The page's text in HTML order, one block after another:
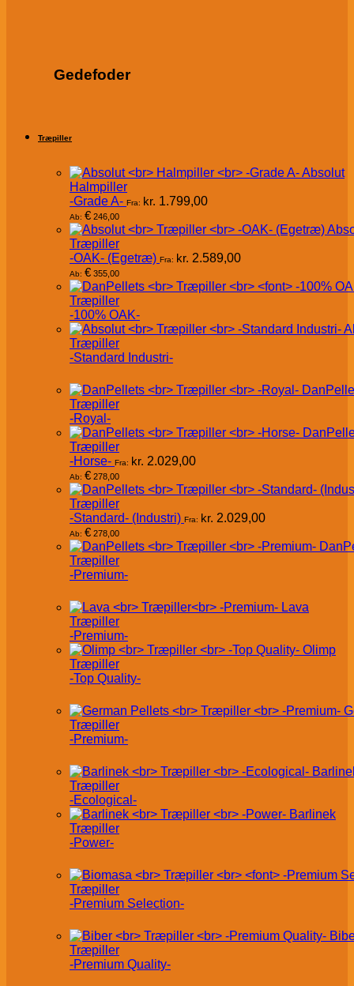
Gedefoder
Træpiller
Absolut
Halmpiller
-Grade A- Fra: kr. 1.799,00
Ab: € 246,00
Træpiller
-OAK- (Egetræ) Fra: kr. 2.589,00
Ab: € 355,00
Træpiller
-100% OAK-
Træpiller
-Standard Industri-
Træpiller
-Royal-
Træpiller
-Horse- Fra: kr. 2.029,00
Ab: € 278,00
Træpiller
-Standard- (Industri) Fra: kr. 2.029,00
Ab: € 278,00
Træpiller
-Premium-
Lava
Træpiller
-Premium-
Olimp
Træpiller
-Top Quality-
Træpiller
-Premium-
Træpiller
-Ecological-
Barlinek
Træpiller
-Power-
Træpiller
-Premium Selection-
Træpiller
-Premium Quality-